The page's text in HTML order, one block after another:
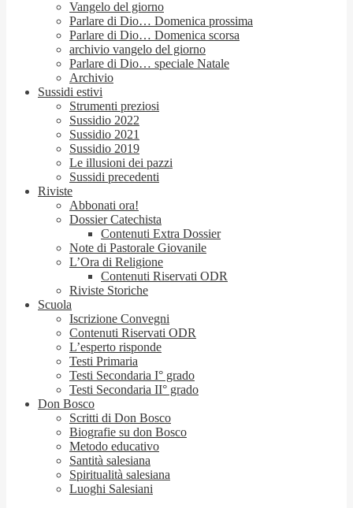
Vangelo del giorno
Parlare di Dio… Domenica prossima
Parlare di Dio… Domenica scorsa
archivio vangelo del giorno
Parlare di Dio… speciale Natale
Archivio
Sussidi estivi
Strumenti preziosi
Sussidio 2022
Sussidio 2021
Sussidio 2019
Le illusioni dei pazzi
Sussidi precedenti
Riviste
Abbonati ora!
Dossier Catechista
Contenuti Extra Dossier
Note di Pastorale Giovanile
L’Ora di Religione
Contenuti Riservati ODR
Riviste Storiche
Scuola
Iscrizione Convegni
Contenuti Riservati ODR
L’esperto risponde
Testi Primaria
Testi Secondaria I° grado
Testi Secondaria II° grado
Don Bosco
Scritti di Don Bosco
Biografie su don Bosco
Metodo educativo
Santità salesiana
Spiritualità salesiana
Luoghi Salesiani